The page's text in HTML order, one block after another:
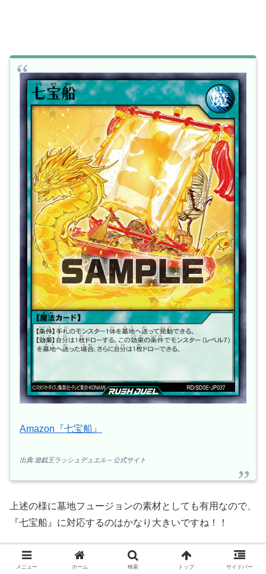
Amazon『七宝船』
出典:遊戯王ラッシュデュエル – 公式サイト
上述の様に墓地フュージョンの素材としても有用なので、
『七宝船』に対応するのはかなり大きいですね！！
メニュー ホーム 検索 トップ サイドバー